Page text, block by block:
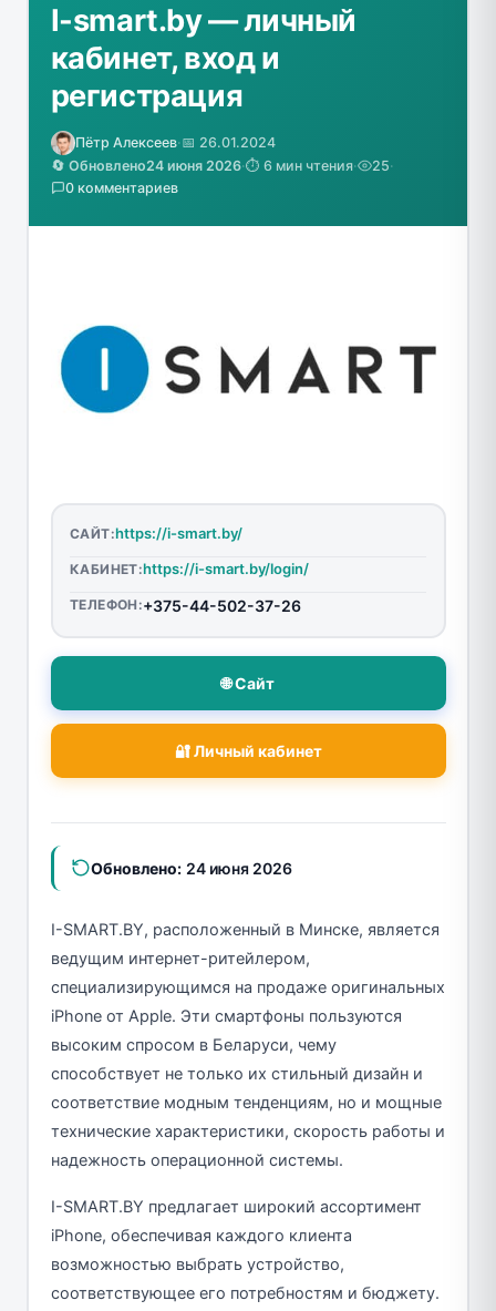
I-smart.by — личный
кабинет, вход и
регистрация
Пётр Алексеев·📅 26.01.2024
🔄 Обновлено24 июня 2026·⏱️ 6 мин чтения· 25·
0 комментариев
САЙТ:https://i-smart.by/
КАБИНЕТ:https://i-smart.by/login/
ТЕЛЕФОН:+375-44-502-37-26
🌐 Сайт
🔐 Личный кабинет
Обновлено: 24 июня 2026
I-SMART.BY, расположенный в Минске, является
ведущим интернет-ритейлером,
специализирующимся на продаже оригинальных
iPhone от Apple. Эти смартфоны пользуются
высоким спросом в Беларуси, чему
способствует не только их стильный дизайн и
соответствие модным тенденциям, но и мощные
технические характеристики, скорость работы и
надежность операционной системы.
I-SMART.BY предлагает широкий ассортимент
iPhone, обеспечивая каждого клиента
возможностью выбрать устройство,
соответствующее его потребностям и бюджету.